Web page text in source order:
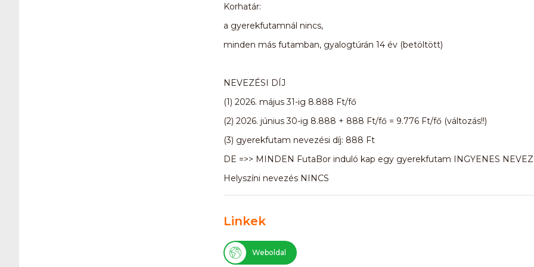
Korhatár:
a gyerekfutamnál nincs,
minden más futamban, gyalogtúrán 14 év (betöltött)
NEVEZÉSI DÍJ
(1) 2026. május 31-ig 8.888 Ft/fő
(2) 2026. június 30-ig 8.888 + 888 Ft/fő = 9.776 Ft/fő (változás!!)
(3) gyerekfutam nevezési díj: 888 Ft
DE =>> MINDEN FutaBor induló kap egy gyerekfutam INGYENES
Helyszíni nevezés NINCS
Linkek
Weboldal